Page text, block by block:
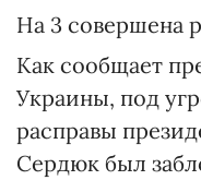
На 3 совершена
Как сообщает
Украины, под
расправы
Сердюк был